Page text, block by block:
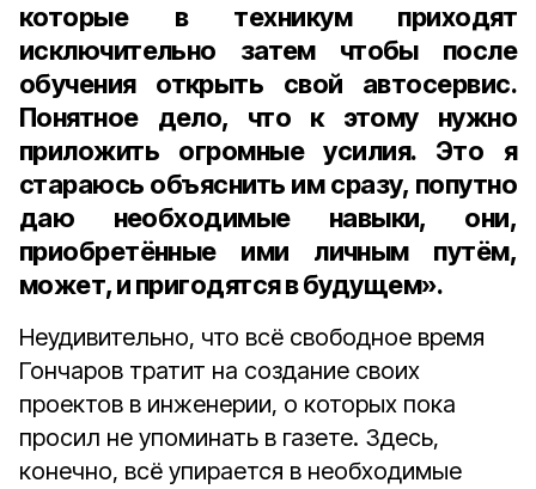
которые в техникум приходят
исключительно затем чтобы после
обучения открыть свой автосервис.
Понятное дело, что к этому нужно
приложить огромные усилия. Это я
стараюсь объяснить им сразу, попутно
даю необходимые навыки, они,
приобретённые ими личным путём,
может, и пригодятся в будущем».
Неудивительно, что всё свободное время
Гончаров тратит на создание своих
проектов в инженерии, о которых пока
просил не упоминать в газете. Здесь,
конечно, всё упирается в необходимые